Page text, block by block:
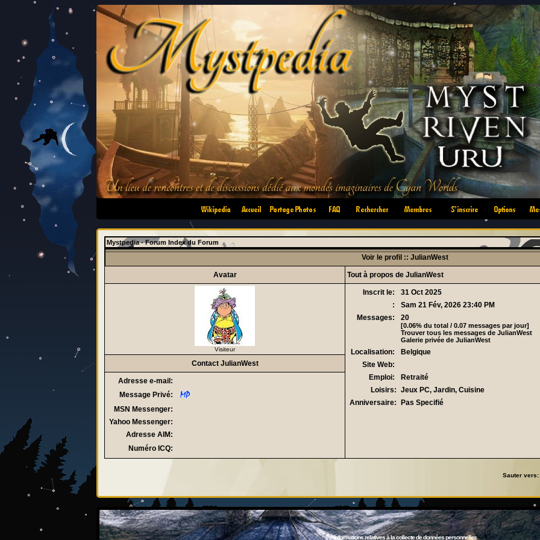
•
Mystpedia - Forum Index du Forum
Voir le profil :: JulianWest
Avatar Tout à propos de JulianWest
Visiteur
Inscrit le:
31 Oct 2025
:
Sam 21 Fév, 2026 23:40 PM
Messages:
20
[0.06% du total / 0.07 messages par jour]
Trouver tous les messages de JulianWest
Galerie privée de JulianWest
Localisation:
Belgique
Site Web:
Emploi:
Retraité
Loisirs: Jeux PC, Jardin, Cuisine
Anniversaire:
Pas Specifié
Contact JulianWest
Adresse e-mail:
Message Privé:
MSN Messenger:
Yahoo Messenger:
Adresse AIM:
Numéro ICQ:
Sauter vers:
Informations relatives à la collecte de données personnelles